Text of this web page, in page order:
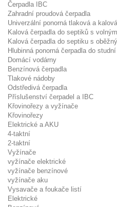
Čerpadla IBC
Zahradní proudová čerpadla
Univerzální ponorná tlaková a
Kalová čerpadla do septiků s
Kalová čerpadla do septiku s
Hlubinná ponorná čerpadla do
Domácí vodárny
Benzínová čerpadla
Tlakové nádoby
Odstředivá čerpadla
Příslušenství čerpadel a IBC
Křovinořezy a vyžínače
Křovinořezy
Elektrické a AKU
4-taktní
2-taktní
Vyžínače
vyžínače elektrické
vyžínače benzínové
vyžínače aku
Vysavače a foukače listí
Elektrické